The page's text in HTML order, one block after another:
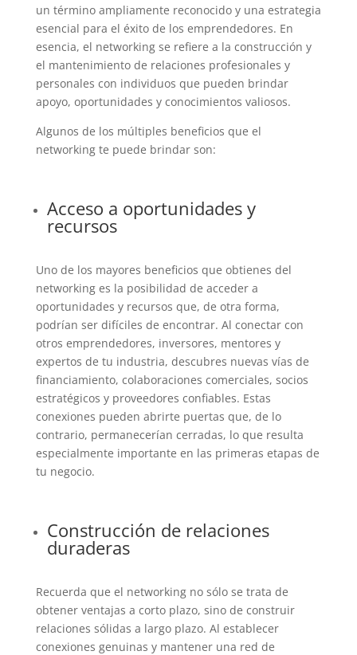
un término ampliamente reconocido y una estrategia
esencial para el éxito de los emprendedores. En
esencia, el networking se refiere a la construcción y
el mantenimiento de relaciones profesionales y
personales con individuos que pueden brindar
apoyo, oportunidades y conocimientos valiosos.
Algunos de los múltiples beneficios que el
networking te puede brindar son:
Acceso a oportunidades y
recursos
Uno de los mayores beneficios que obtienes del
networking es la posibilidad de acceder a
oportunidades y recursos que, de otra forma,
podrían ser difíciles de encontrar. Al conectar con
otros emprendedores, inversores, mentores y
expertos de tu industria, descubres nuevas vías de
financiamiento, colaboraciones comerciales, socios
estratégicos y proveedores confiables. Estas
conexiones pueden abrirte puertas que, de lo
contrario, permanecerían cerradas, lo que resulta
especialmente importante en las primeras etapas de
tu negocio.
Construcción de relaciones
duraderas
Recuerda que el networking no sólo se trata de
obtener ventajas a corto plazo, sino de construir
relaciones sólidas a largo plazo. Al establecer
conexiones genuinas y mantener una red de